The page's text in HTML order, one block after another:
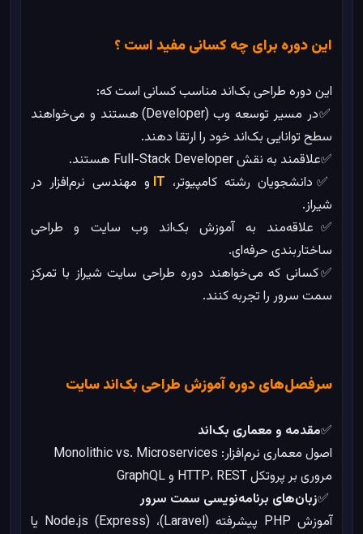
این دوره برای چه کسانی مفید است ؟
این دوره طراحی بک‌اند مناسب کسانی است که:
✅در مسیر توسعه وب (Developer) هستند و می‌خواهند
سطح توانایی بک‌اند خود را ارتقا دهند.
✅علاقمند به نقش Full-Stack Developer هستند.
✅دانشجویان رشته کامپیوتر، IT و مهندسی نرم‌افزار در
شیراز.
✅علاقه‌مند به آموزش بک‌اند وب سایت و طراحی
ساختاربندی حرفه‌ای.
✅کسانی که می‌خواهند دوره طراحی سایت شیراز با تمرکز
سمت سرور را تجربه کنند.
سرفصل‌های دوره آموزش طراحی بک‌اند سایت
✅مقدمه و معماری بک‌اند
اصول معماری نرم‌افزار: Monolithic vs. Microservices
مروری بر پروتکل HTTP، REST و GraphQL
✅زبان‌های برنامه‌نویسی سمت سرور
آموزش PHP پیشرفته (Laravel)، Node.js (Express) یا